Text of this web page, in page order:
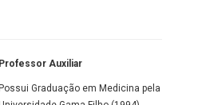
Professor Auxiliar
Possui Graduação em Medicina pela